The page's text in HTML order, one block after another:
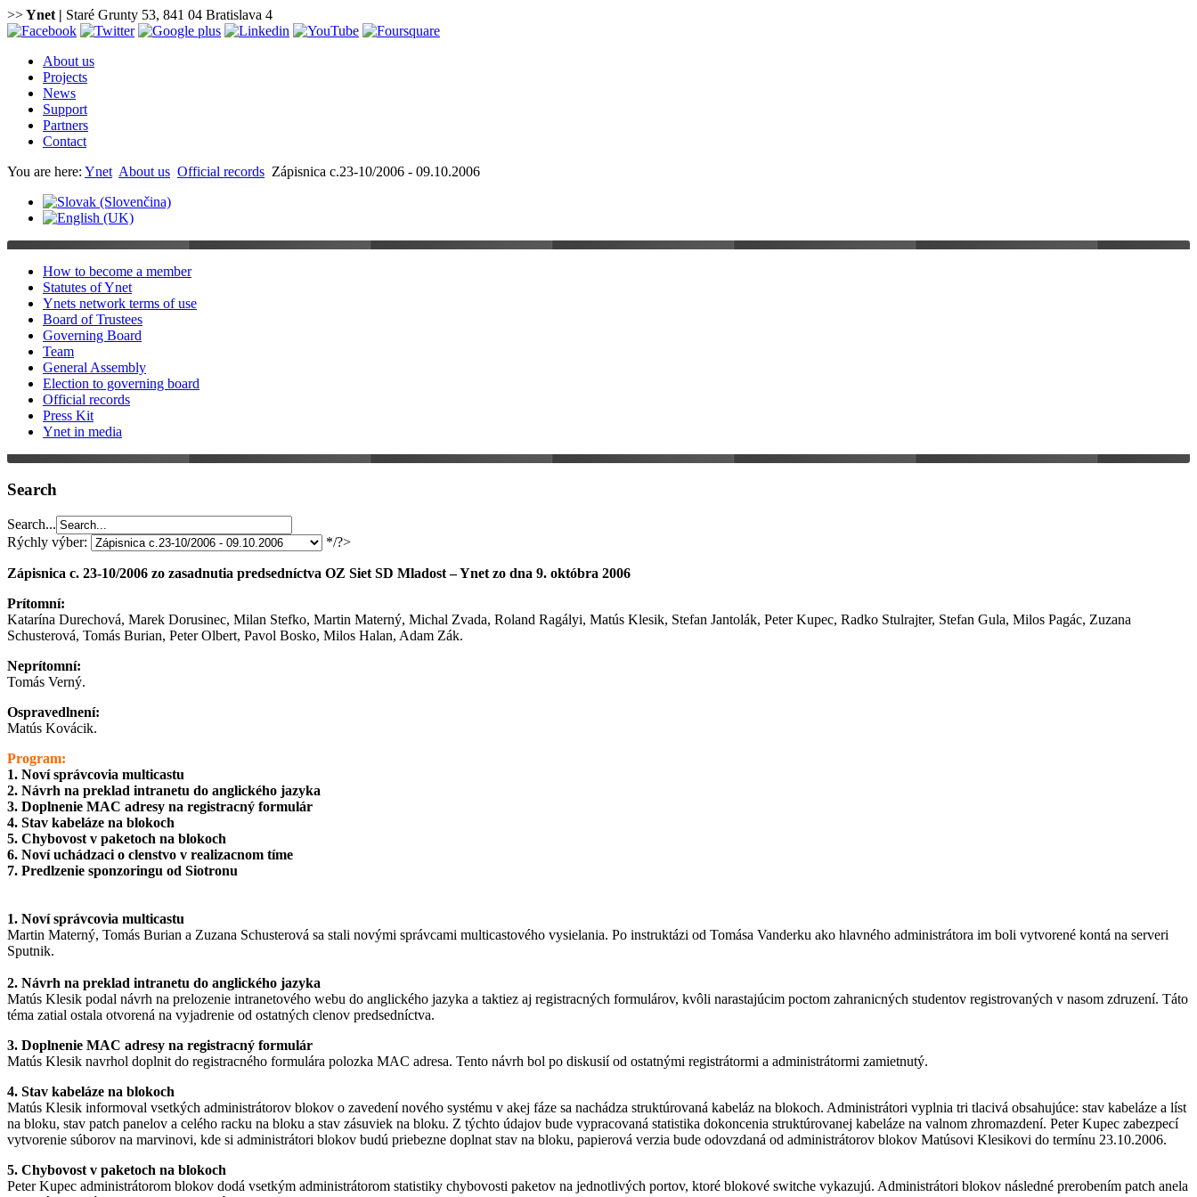
>>Ynet | Staré Grunty 53, 841 04 Bratislava 4
About us
Projects
News
Support
Partners
Contact
You are here: Ynet About us Official records Zápisnica c.23-10/2006 - 09.10.2006
How to become a member
Statutes of Ynet
Ynets network terms of use
Board of Trustees
Governing Board
Team
General Assembly
Election to governing board
Official records
Press Kit
Ynet in media
Search
Search...
Rýchly výber:
*/?>
Zápisnica c. 23-10/2006 zo zasadnutia predsedníctva OZ Siet SD Mladost – Ynet zo dna 9. októbra 2006
Prítomní:
Katarína Durechová, Marek Dorusinec, Milan Stefko, Martin Materný, Michal Zvada, Roland Ragályi, Matús Klesik, Stefan Jantolák, Peter Kupec, Radko Stulrajter, Stefan Gula, Milos Pagác, Zuzana
Schusterová, Tomás Burian, Peter Olbert, Pavol Bosko, Milos Halan, Adam Zák.
Neprítomní:
Tomás Verný.
Ospravedlnení:
Matús Kovácik.
Program:
1. Noví správcovia multicastu
2. Návrh na preklad intranetu do anglického jazyka
3. Doplnenie MAC adresy na registracný formulár
4. Stav kabeláze na blokoch
5. Chybovost v paketoch na blokoch
6. Noví uchádzaci o clenstvo v realizacnom tíme
7. Predlzenie sponzoringu od Siotronu
1. Noví správcovia multicastu
Martin Materný, Tomás Burian a Zuzana Schusterová sa stali novými správcami multicastového vysielania. Po instruktázi od Tomása Vanderku ako hlavného administrátora im boli vytvorené kontá na serveri
Sputnik.
2. Návrh na preklad intranetu do anglického jazyka
Matús Klesik podal návrh na prelozenie intranetového webu do anglického jazyka a taktiez aj registracných formulárov, kvôli narastajúcim poctom zahranicných studentov registrovaných v nasom zdruzení. Táto
téma zatial ostala otvorená na vyjadrenie od ostatných clenov predsedníctva.
3. Doplnenie MAC adresy na registracný formulár
Matús Klesik navrhol doplnit do registracného formulára polozka MAC adresa. Tento návrh bol po diskusií od ostatnými registrátormi a administrátormi zamietnutý.
4. Stav kabeláze na blokoch
Matús Klesik informoval vsetkých administrátorov blokov o zavedení nového systému v akej fáze sa nachádza struktúrovaná kabeláz na blokoch. Administrátori vyplnia tri tlacivá obsahujúce: stav kabeláze a líst
na bloku, stav patch panelov a celého racku na bloku a stav zásuviek na bloku. Z týchto údajov bude vypracovaná statistika dokoncenia struktúrovanej kabeláze na valnom zhromazdení. Peter Kupec zabezpecí
vytvorenie súborov na marvinovi, kde si administrátori blokov budú priebezne doplnat stav na bloku, papierová verzia bude odovzdaná od administrátorov blokov Matúsovi Klesikovi do termínu 23.10.2006.
5. Chybovost v paketoch na blokoch
Peter Kupec administrátorom blokov dodá vsetkým administrátorom statistiky chybovosti paketov na jednotlivých portov, ktoré blokové switche vykazujú. Administrátori blokov následné prerobením patch anela